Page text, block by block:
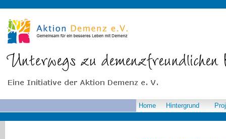
Home Hintergrund